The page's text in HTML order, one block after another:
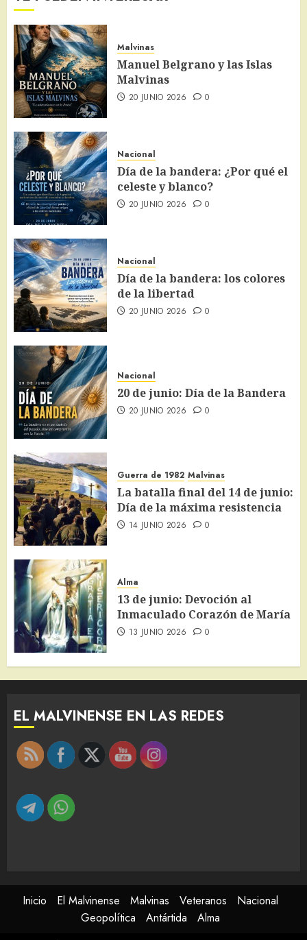
Malvinas
Manuel Belgrano y las Islas
Malvinas
20 JUNIO 2026 0
Nacional
Día de la bandera: ¿Por qué el
celeste y blanco?
20 JUNIO 2026 0
Nacional
Día de la bandera: los colores
de la libertad
20 JUNIO 2026 0
Nacional
20 de junio: Día de la Bandera
20 JUNIO 2026 0
Guerra de 1982 Malvinas
La batalla final del 14 de junio:
Día de la máxima resistencia
14 JUNIO 2026 0
Alma
13 de junio: Devoción al
Inmaculado Corazón de María
13 JUNIO 2026 0
EL MALVINENSE EN LAS REDES
Inicio El Malvinense Malvinas Veteranos
Nacional
Geopolítica
Antártida
Alma